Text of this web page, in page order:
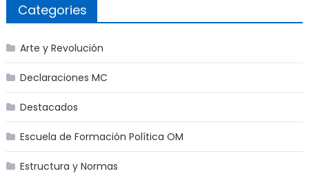
Categories
Arte y Revolución
Declaraciones MC
Destacados
Escuela de Formación Política OM
Estructura y Normas